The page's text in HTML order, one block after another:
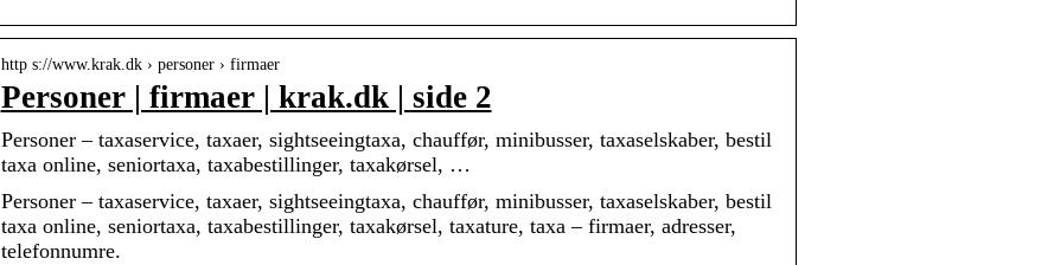
http s://www.krak.dk › personer › firmaer
Personer | firmaer | krak.dk | side 2
Personer – taxaservice, taxaer, sightseeingtaxa, chauffør, minibusser, taxaselskaber, bestil
taxa online, seniortaxa, taxabestillinger, taxakørsel, …
Personer – taxaservice, taxaer, sightseeingtaxa, chauffør, minibusser, taxaselskaber, bestil
taxa online, seniortaxa, taxabestillinger, taxakørsel, taxature, taxa – firmaer, adresser,
telefonnumre.